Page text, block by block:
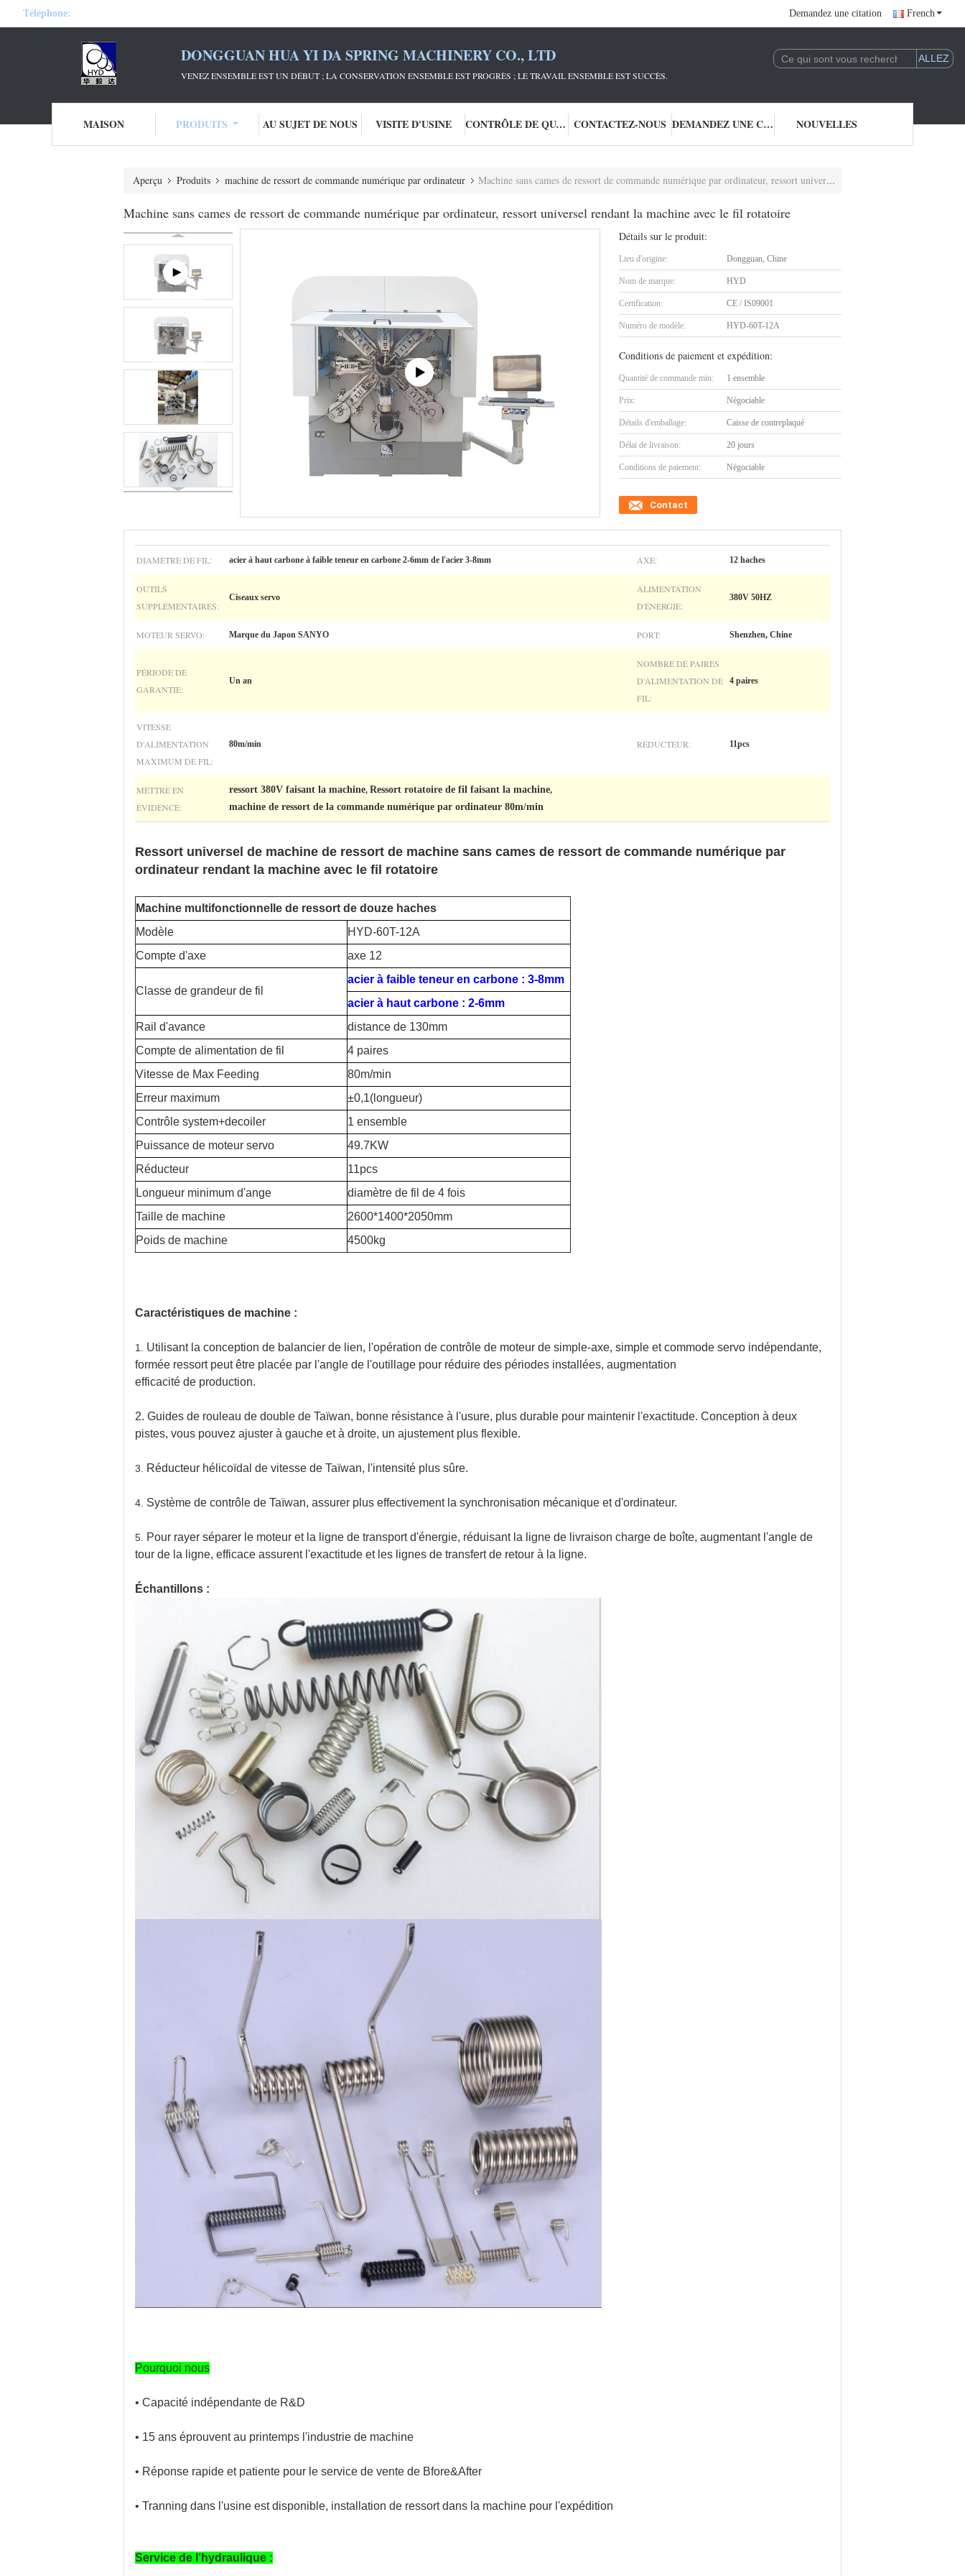
Téléphone: Demandez une citation French
DONGGUAN HUA YI DA SPRING MACHINERY CO., LTD
VENEZ ENSEMBLE EST UN DÉBUT ; LA CONSERVATION ENSEMBLE EST PROGRÈS ; LE TRAVAIL ENSEMBLE EST SUCCÈS.
MAISON PRODUITS AU SUJET DE NOUS VISITE D'USINE CONTRÔLE DE QUALITÉ CONTACTEZ-NOUS DEMANDEZ UNE CITATION NOUVELLES
Aperçu Produits machine de ressort de commande numérique par ordinateur Machine sans cames de ressort de commande numérique par ordinateur, ressort universel rendant la machine avec le fil rotatoire
Machine sans cames de ressort de commande numérique par ordinateur, ressort universel rendant la machine avec le fil rotatoire
Détails sur le produit:
Lieu d'origine: Dongguan, Chine
Nom de marque: HYD
Certification: CE / IS09001
Numéro de modèle: HYD-60T-12A
Conditions de paiement et expédition:
Quantité de commande min: 1 ensemble
Prix: Négociable
Détails d'emballage: Caisse de contreplaqué
Délai de livraison: 20 jours
Conditions de paiement: Négociable
Contact
DIAMÈTRE DE FIL: acier à haut carbone à faible teneur en carbone 2-6mm de l'acier 3-8mm AXE: 12 haches
OUTILS
SUPPLÉMENTAIRES:
Ciseaux servo
ALIMENTATION
D'ÉNERGIE:
380V 50HZ
MOTEUR SERVO: Marque du Japon SANYO PORT: Shenzhen, Chine
PÉRIODE DE
GARANTIE:
Un an
NOMBRE DE PAIRES
D'ALIMENTATION DE
FIL:
4 paires
VITESSE
D'ALIMENTATION
MAXIMUM DE FIL:
80m/min RÉDUCTEUR: 11pcs
METTRE EN
ÉVIDENCE:
ressort 380V faisant la machine, Ressort rotatoire de fil faisant la machine,
machine de ressort de la commande numérique par ordinateur 80m/min
Ressort universel de machine de ressort de machine sans cames de ressort de commande numérique par
ordinateur rendant la machine avec le fil rotatoire
Machine multifonctionnelle de ressort de douze haches
Modèle
HYD-60T-12A
Compte d'axe
axe 12
Classe de grandeur de fil
acier à faible teneur en carbone : 3-8mm
acier à haut carbone : 2-6mm
Rail d'avance
distance de 130mm
Compte de alimentation de fil
4 paires
Vitesse de Max Feeding
80m/min
Erreur maximum
±0,1(longueur)
Contrôle system+decoiler
1 ensemble
Puissance de moteur servo
49.7KW
Réducteur
11pcs
Longueur minimum d'ange
diamètre de fil de 4 fois
Taille de machine
2600*1400*2050mm
Poids de machine
4500kg
Caractéristiques de machine :
1. Utilisant la conception de balancier de lien, l'opération de contrôle de moteur de simple-axe, simple et commode servo indépendante,
formée ressort peut être placée par l'angle de l'outillage pour réduire des périodes installées, augmentation
efficacité de production.
2. Guides de rouleau de double de Taïwan, bonne résistance à l'usure, plus durable pour maintenir l'exactitude. Conception à deux
pistes, vous pouvez ajuster à gauche et à droite, un ajustement plus flexible.
3. Réducteur hélicoïdal de vitesse de Taïwan, l'intensité plus sûre.
4. Système de contrôle de Taïwan, assurer plus effectivement la synchronisation mécanique et d'ordinateur.
5.
Pour rayer séparer le moteur et la ligne de transport d'énergie, réduisant la ligne de livraison charge de boîte, augmentant l'angle de
tour de la ligne, efficace assurent l'exactitude et les lignes de transfert de retour à la ligne.
Échantillons :
Pourquoi nous
• Capacité indépendante de R&D
• 15 ans éprouvent au printemps l'industrie de machine
• Réponse rapide et patiente pour le service de vente de Bfore&After
• Tranning dans l'usine est disponible, installation de ressort dans la machine pour l'expédition
Service de l'hydraulique :